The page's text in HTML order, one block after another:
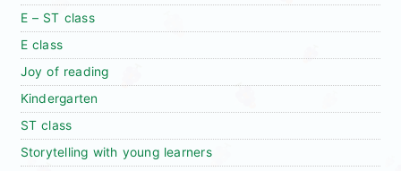
E – ST class
E class
Joy of reading
Kindergarten
ST class
Storytelling with young learners